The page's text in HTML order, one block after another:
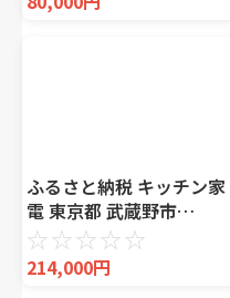
ふるさと納税 キッチン家
電 東京都 武蔵野市
BALMUDA The Rangeブ
ラック K09A-BK／JP バル
ミューダ ザ・レンジ
☆☆☆☆☆
214,000円